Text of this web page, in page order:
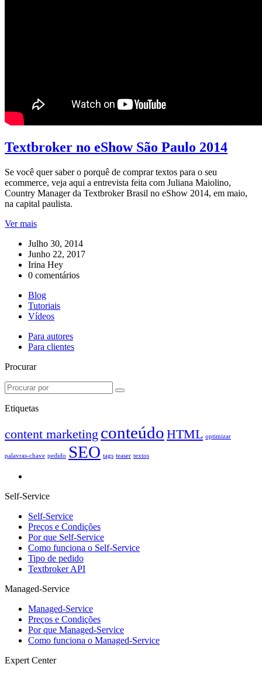
Textbroker no eShow São Paulo 2014
Se você quer saber o porquê de comprar textos para o seu
ecommerce, veja aqui a entrevista feita com Juliana Maiolino,
Country Manager da Textbroker Brasil no eShow 2014, em maio,
na capital paulista.
Ver mais
Julho 30, 2014
Junho 22, 2017
Irina Hey
0 comentários
Blog
Tutoriais
Vídeos
Para autores
Para clientes
Procurar
Etiquetas
content marketing conteúdo HTML optimizar
palavras-chave pedido SEO tags teaser textos
Self-Service
Self-Service
Preços e Condições
Por que Self-Service
Como funciona o Self-Service
Tipo de pedido
Textbroker API
Managed-Service
Managed-Service
Preços e Condições
Por que Managed-Service
Como funciona o Managed-Service
Expert Center